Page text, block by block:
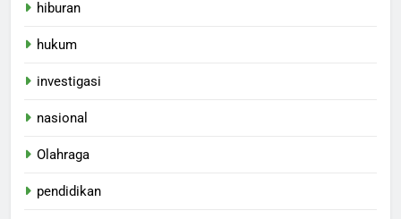
hiburan
hukum
investigasi
nasional
Olahraga
pendidikan